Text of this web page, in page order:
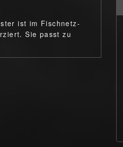
ist im Fischnetz-
Sie passt zu